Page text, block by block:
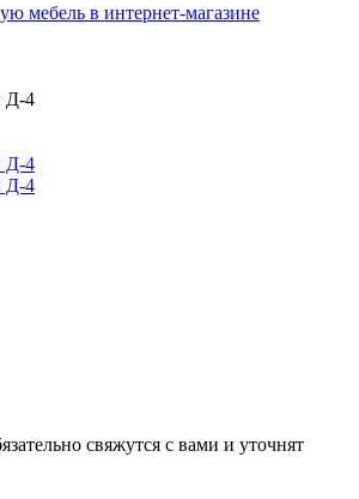
мебель в интернет-магазине
Д-4
свяжутся с вами и уточнят